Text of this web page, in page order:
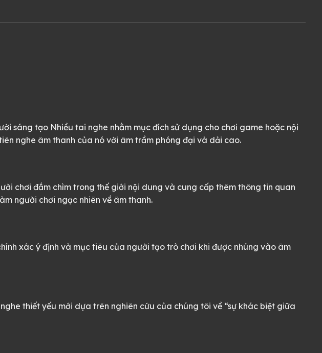
sáng tạo Nhiều tai nghe nhằm mục đích sử dụng cho chơi game hoặc nội
nghe âm thanh của nó với âm trầm phóng đại và dải cao.
chơi đắm chìm trong thế giới nội dung và cung cấp thêm thông tin quan
người chơi ngạc nhiên về âm thanh.
xác ý định và mục tiêu của người tạo trò chơi khi được nhúng vào âm
thiết yếu mới dựa trên nghiên cứu của chúng tôi về “sự khác biệt giữa